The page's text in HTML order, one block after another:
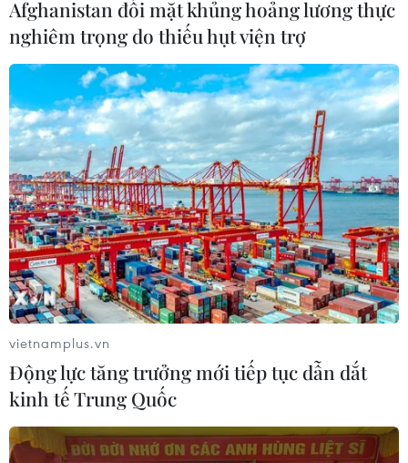
Điều tra chống phá giá vật liệu hàn từ
Trung Quốc, Thái Lan, Malaysia
29/05/2021 09:48
Bộ Công Thương đã ban hành Quyết định số 947/QĐ-
BCT về việc điều tra áp dụng biện pháp chống bán phá
giá đối với một số sản phẩm vật liệu hàn có xuất xứ từ
Trung Quốc, Thái Lan và Malaysia.
Afghanistan đối mặt khủng hoảng lương thực
nghiêm trọng do thiếu hụt viện trợ
vietnamplus.vn
Động lực tăng trưởng mới tiếp tục dẫn dắt
kinh tế Trung Quốc